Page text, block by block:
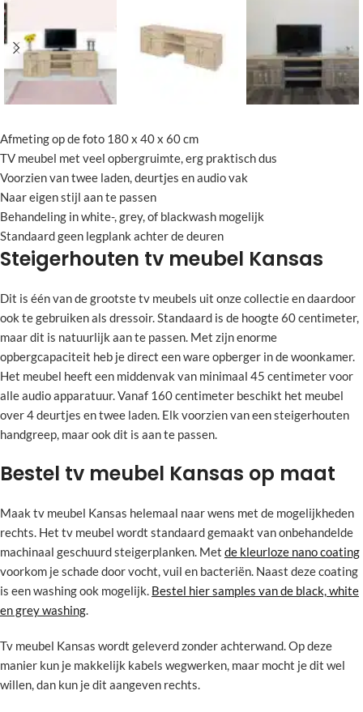
Afmeting op de foto 180 x 40 x 60 cm
TV meubel met veel opbergruimte, erg praktisch dus
Voorzien van twee laden, deurtjes en audio vak
Naar eigen stijl aan te passen
Behandeling in white-, grey, of blackwash mogelijk
Standaard geen legplank achter de deuren
Steigerhouten tv meubel Kansas
Dit is één van de grootste tv meubels uit onze collectie en daardoor
ook te gebruiken als dressoir. Standaard is de hoogte 60 centimeter,
maar dit is natuurlijk aan te passen. Met zijn enorme
opbergcapaciteit heb je direct een ware opberger in de woonkamer.
Het meubel heeft een middenvak van minimaal 45 centimeter voor
alle audio apparatuur. Vanaf 160 centimeter beschikt het meubel
over 4 deurtjes en twee laden. Elk voorzien van een steigerhouten
handgreep, maar ook dit is aan te passen.
Bestel tv meubel Kansas op maat
Maak tv meubel Kansas helemaal naar wens met de mogelijkheden
rechts. Het tv meubel wordt standaard gemaakt van onbehandelde
machinaal geschuurd steigerplanken. Met de kleurloze nano coating
voorkom je schade door vocht, vuil en bacteriën. Naast deze coating
is een washing ook mogelijk. Bestel hier samples van de black, white
en grey washing.
Tv meubel Kansas wordt geleverd zonder achterwand. Op deze
manier kun je makkelijk kabels wegwerken, maar mocht je dit wel
willen, dan kun je dit aangeven rechts.